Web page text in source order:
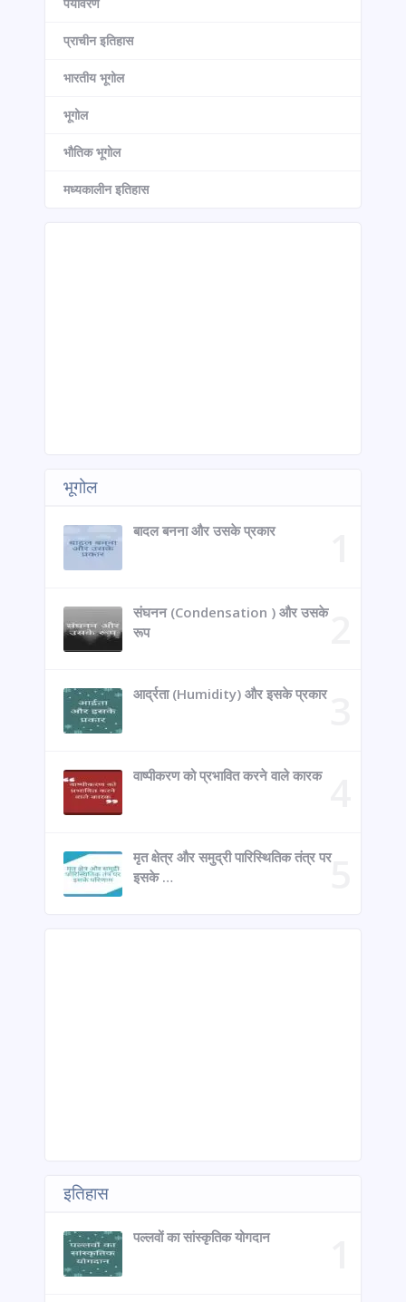
पर्यावरण
प्राचीन इतिहास
भारतीय भूगोल
भूगोल
भौतिक भूगोल
मध्यकालीन इतिहास
भूगोल
बादल बनना और उसके प्रकार
संघनन (Condensation ) और उसके
रूप
आर्द्रता (Humidity) और इसके प्रकार
वाष्पीकरण को प्रभावित करने वाले कारक
मृत क्षेत्र और समुद्री पारिस्थितिक तंत्र पर
इसके …
इतिहास
पल्लवों का सांस्कृतिक योगदान